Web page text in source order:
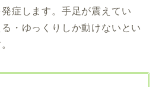
発症します。手足が震えてい
・ゆっくりしか動けないとい